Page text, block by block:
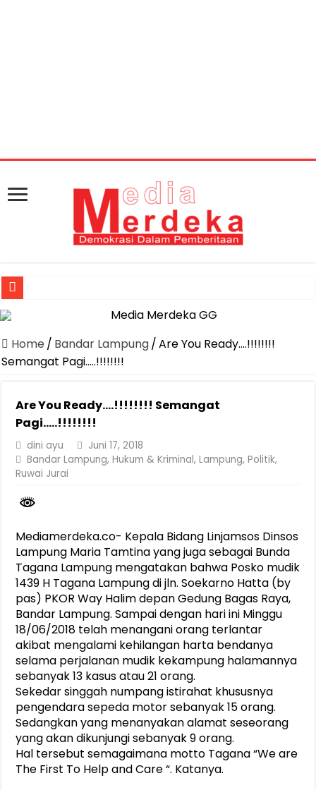
Jasa Raharja Serahkan Santunan kepada Ahli Waris Korban
Dirut Jasa Raharja Dampingi Wamenhub Tinjau Penanganan
Pastikan Pelayanan Maksimal, Direksi Jasa Raharja Tinjau Korban
Jasa Raharja Jamin Seluruh Korban Kebakaran KM Mutiara
Gelar Audiensi, Jasa Raharja dan Kementerian PANRB Perkuat
Berkontribusi terhadap Keselamatan dan Mobilitas Masyarakat,
Pemprov Lampung Dukung Penuh Lampung Financial Festival,
Pengesahan Raperda APBD 2025 Jadi Langkah Penguatan
Home / Bandar Lampung/Are You Ready….!!!!!!!!
Semangat Pagi…..!!!!!!!!
Are You Ready….!!!!!!!! Semangat
Pagi…..!!!!!!!!
dini ayu
Juni 17, 2018
Bandar Lampung,Hukum & Kriminal,Lampung,Politik,
Ruwai Jurai
Mediamerdeka.co- Kepala Bidang Linjamsos Dinsos
Lampung Maria Tamtina yang juga sebagai Bunda
Tagana Lampung mengatakan bahwa Posko mudik
1439 H Tagana Lampung di jln. Soekarno Hatta (by
pas) PKOR Way Halim depan Gedung Bagas Raya,
Bandar Lampung. Sampai dengan hari ini Minggu
18/06/2018 telah menangani orang terlantar
akibat mengalami kehilangan harta bendanya
selama perjalanan mudik kekampung halamannya
sebanyak 13 kasus atau 21 orang.
Sekedar singgah numpang istirahat khususnya
pengendara sepeda motor sebanyak 15 orang.
Sedangkan yang menanyakan alamat seseorang
yang akan dikunjungi sebanyak 9 orang.
Hal tersebut semagaimana motto Tagana “We are
The First To Help and Care “. Katanya.